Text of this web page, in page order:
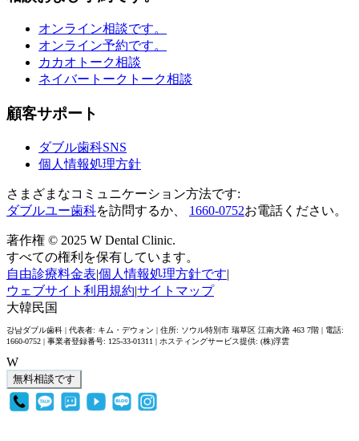
オンライン相談です。
オンライン予約です。
カカオトーク相談
ネイバートークトーク相談
顧客サポート
ダブル歯科SNS
個人情報処理方針
さまざまなコミュニケーション方法です:
ダブルユー歯科を訪問するか、 1660-0752お電話ください。
著作権 © 2025 W Dental Clinic.
すべての権利を保有しています。
自由診療料金表|個人情報処理方針です|
ウェブサイト利用規約|サイトマップ
大韓民国
강남ダブル歯科 | 代表者: キム・デウォン | 住所: ソウル特別市 瑞草区 江南大路 463 7階 | 電話:
1660-0752 | 事業者登録番号: 125-33-01311 | ホスティングサービス提供: (株)浮雲
W
無料相談です